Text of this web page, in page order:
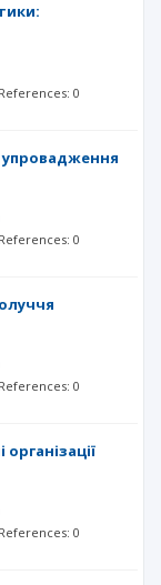
0
упровадження
0
0
0